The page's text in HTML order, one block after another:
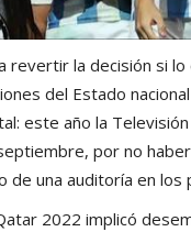
revertir la decisión si
del Estado
este año la
por no
una auditoría en los
2022 implicó